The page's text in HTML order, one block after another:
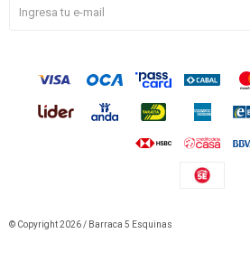
© Copyright 2026 / Barraca 5 Esquinas